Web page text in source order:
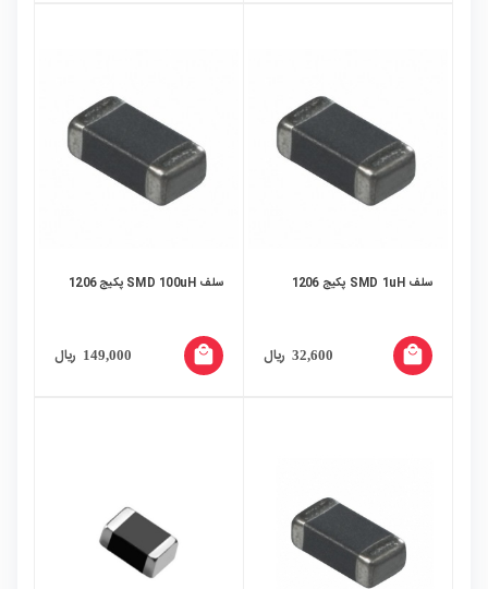
سلف SMD 1uH پکیج 1206
32,600 ریال local_mall
سلف SMD 100uH پکیج 1206
149,000 ریال local_mall